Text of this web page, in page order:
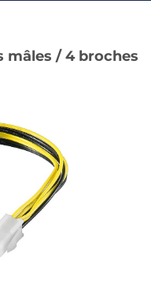
mâles / 4 broches